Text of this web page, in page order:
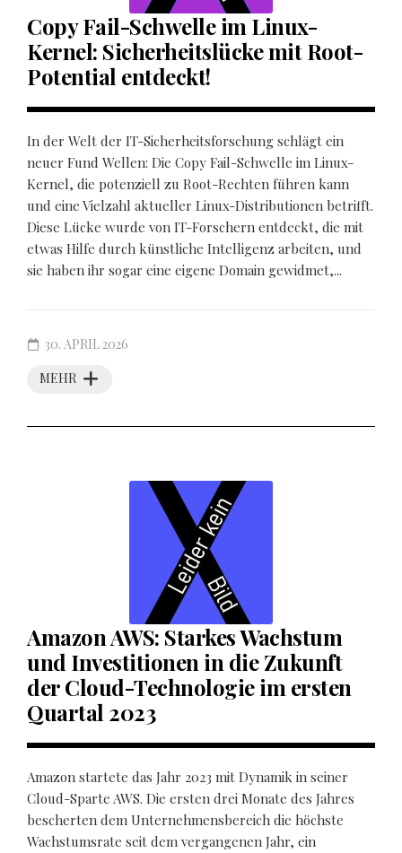
Copy Fail-Schwelle im Linux-
Kernel: Sicherheitslücke mit Root-
Potential entdeckt!
In der Welt der IT-Sicherheitsforschung schlägt ein
neuer Fund Wellen: Die Copy Fail-Schwelle im Linux-
Kernel, die potenziell zu Root-Rechten führen kann
und eine Vielzahl aktueller Linux-Distributionen betrifft.
Diese Lücke wurde von IT-Forschern entdeckt, die mit
etwas Hilfe durch künstliche Intelligenz arbeiten, und
sie haben ihr sogar eine eigene Domain gewidmet,...
MEHR
30. APRIL 2026
Amazon AWS: Starkes Wachstum
und Investitionen in die Zukunft
der Cloud-Technologie im ersten
Quartal 2023
Amazon startete das Jahr 2023 mit Dynamik in seiner
Cloud-Sparte AWS. Die ersten drei Monate des Jahres
bescherten dem Unternehmensbereich die höchste
Wachstumsrate seit dem vergangenen Jahr, ein